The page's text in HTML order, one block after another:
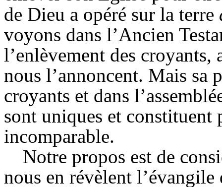
de Dieu a opéré sur la terre
voyons dans l’Ancien
l’enlèvement des
nous l’annoncent. Mais sa
croyants et dans
sont uniques et
incomparable.
Notre propos est de
nous en révèlent